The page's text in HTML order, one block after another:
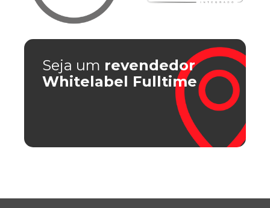
Seja um revendedor
Whitelabel Fulltime